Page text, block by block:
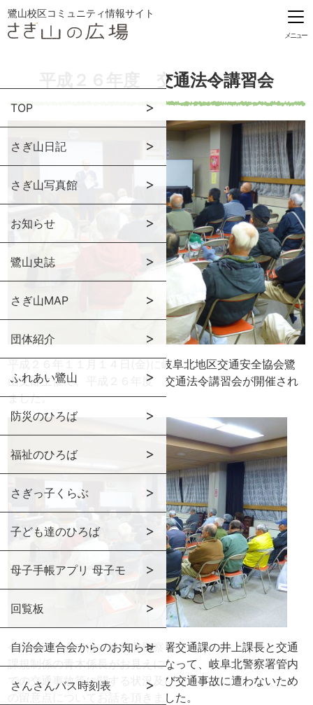
鷺山校区コミュニティ情報サイト
メニュー
TOP
さぎ山日記
さぎ山写真館
お知らせ
鷺山史誌
さぎ山MAP
団体紹介
ふれあい鷺山
防災のひろば
福祉のひろば
さぎっ子くらぶ
子ども達のひろば
母子手帳アプリ 母子モ
回覧板
自治会連合会からのお知らせ
さんさんバス時刻表
平成２６年度 交通法令講習会
平成２６年１１月１４日(金)に岐阜北地区交通安全協会鷺
山支部主催で、平成２６年度 交通法令講習会が開催され
ました。
今回の講習会では、岐阜北警察署交通課の井上課長と交通
課規制係の青木係長がお見えになって、岐阜北警察署管内
での交通事故等に関する状況及び交通事故に遭わないため
の留意点についてお話を頂きました。